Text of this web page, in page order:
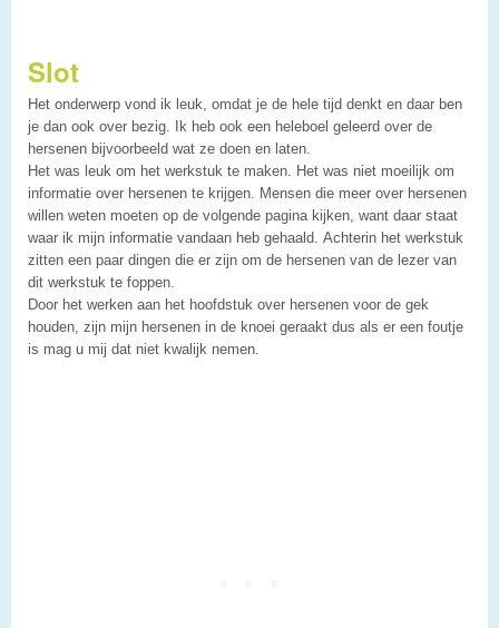
Slot
Het onderwerp vond ik leuk, omdat je de hele tijd denkt en daar ben
je dan ook over bezig. Ik heb ook een heleboel geleerd over de
hersenen bijvoorbeeld wat ze doen en laten.
Het was leuk om het werkstuk te maken. Het was niet moeilijk om
informatie over hersenen te krijgen. Mensen die meer over hersenen
willen weten moeten op de volgende pagina kijken, want daar staat
waar ik mijn informatie vandaan heb gehaald. Achterin het werkstuk
zitten een paar dingen die er zijn om de hersenen van de lezer van
dit werkstuk te foppen.
Door het werken aan het hoofdstuk over hersenen voor de gek
houden, zijn mijn hersenen in de knoei geraakt dus als er een foutje
is mag u mij dat niet kwalijk nemen.